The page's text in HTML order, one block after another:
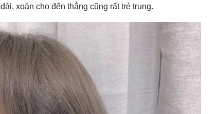
xoăn cho đến thẳng cũng rất trẻ trung.